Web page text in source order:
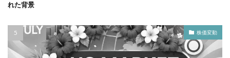
れた背景
株価変動